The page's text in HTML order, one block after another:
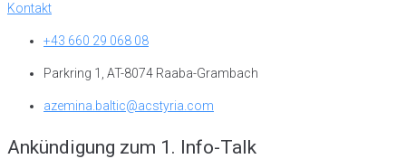
Kontakt
+43 660 29 068 08
Parkring 1, AT-8074 Raaba-Grambach
azemina.baltic@acstyria.com
Ankündigung zum 1. Info-Talk